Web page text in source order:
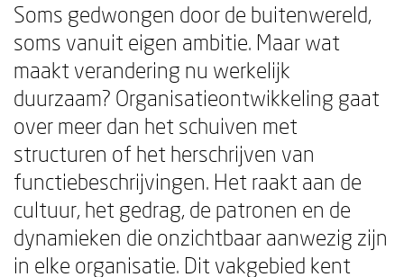
Soms gedwongen door de buitenwereld,
soms vanuit eigen ambitie. Maar wat
maakt verandering nu werkelijk
duurzaam? Organisatieontwikkeling gaat
over meer dan het schuiven met
structuren of het herschrijven van
functiebeschrijvingen. Het raakt aan de
cultuur, het gedrag, de patronen en de
dynamieken die onzichtbaar aanwezig zijn
in elke organisatie. Dit vakgebied kent